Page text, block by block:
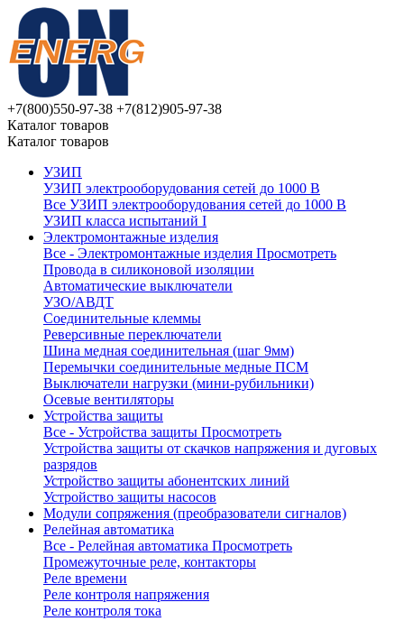
+7(800)550-97-38 +7(812)905-97-38
Каталог товаров
Каталог товаров
УЗИП
УЗИП электрооборудования сетей до 1000 В
Все УЗИП электрооборудования сетей до 1000 В
УЗИП клaссa испытаний I
Электромонтажные изделия
Все - Электромонтажные изделия Просмотреть
Провода в силиконовой изоляции
Автоматические выключатели
УЗО/АВДТ
Соединительные клеммы
Реверсивные переключатели
Шина медная соединительная (шаг 9мм)
Перемычки соединительные медные ПСМ
Выключатели нагрузки (мини-рубильники)
Осевые вентиляторы
Устройства защиты
Все - Устройства защиты Просмотреть
Устройства защиты от скачков напряжения и дуговых
разрядов
Устройство защиты абонентских линий
Устройство защиты насосов
Модули сопряжения (преобразователи сигналов)
Релейная автоматика
Все - Релейная автоматика Просмотреть
Промежуточные реле, контакторы
Реле времени
Реле контроля напряжения
Реле контроля тока